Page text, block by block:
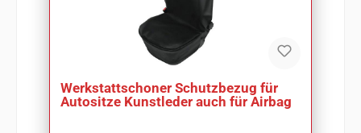
Werkstattschoner Schutzbezug für
Autositze Kunstleder auch für Airbag